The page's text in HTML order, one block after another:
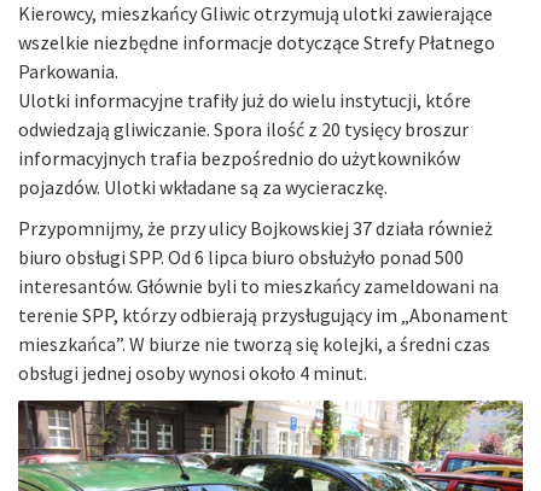
Kierowcy, mieszkańcy Gliwic otrzymują ulotki zawierające
wszelkie niezbędne informacje dotyczące Strefy Płatnego
Parkowania.
Ulotki informacyjne trafiły już do wielu instytucji, które
odwiedzają gliwiczanie. Spora ilość z 20 tysięcy broszur
informacyjnych trafia bezpośrednio do użytkowników
pojazdów. Ulotki wkładane są za wycieraczkę.
Przypomnijmy, że przy ulicy Bojkowskiej 37 działa również
biuro obsługi SPP. Od 6 lipca biuro obsłużyło ponad 500
interesantów. Głównie byli to mieszkańcy zameldowani na
terenie SPP, którzy odbierają przysługujący im „Abonament
mieszkańca”. W biurze nie tworzą się kolejki, a średni czas
obsługi jednej osoby wynosi około 4 minut.